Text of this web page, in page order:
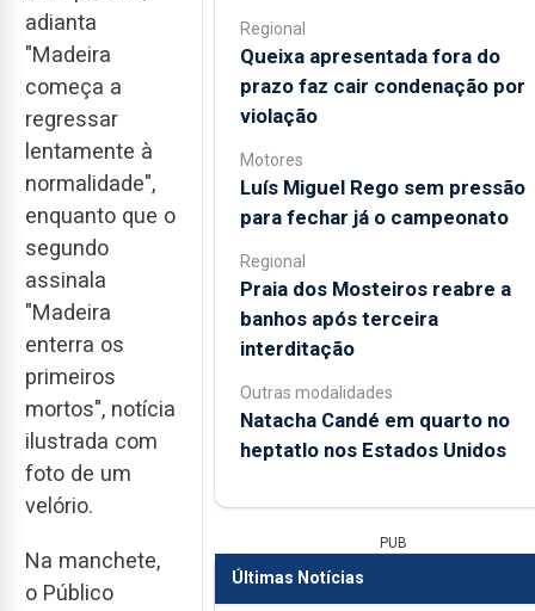
adianta
"Madeira
começa a
regressar
lentamente à
normalidade",
enquanto que o
segundo
assinala
"Madeira
enterra os
primeiros
mortos", notícia
ilustrada com
foto de um
velório.
Na manchete,
o Público
Regional
Queixa apresentada fora do
prazo faz cair condenação por
violação
Motores
Luís Miguel Rego sem pressão
para fechar já o campeonato
Regional
Praia dos Mosteiros reabre a
banhos após terceira
interditação
Outras modalidades
Natacha Candé em quarto no
heptatlo nos Estados Unidos
PUB
Últimas Notícias